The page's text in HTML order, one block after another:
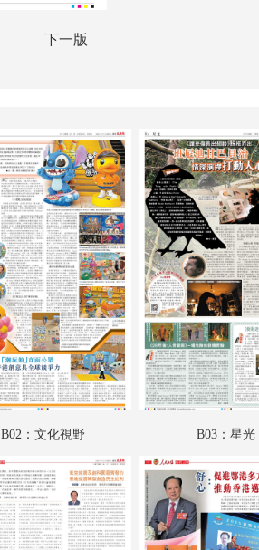
下一版
A18：文江學海
A19：國際
A20：國際
B01：財經
B02：文化視野
B03：星光
B04：魅力衣妝
B05：人民政協
B07：人民政協
B08：人民政協
B02：文化視野 B03：星光